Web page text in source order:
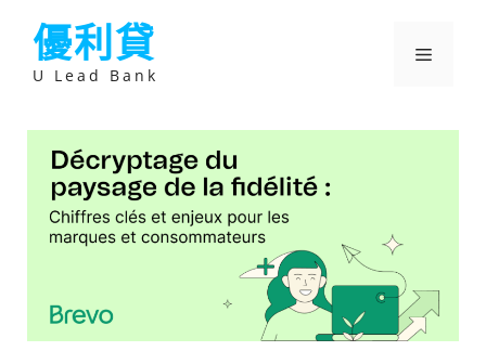
優利貸
U Lead Bank
選